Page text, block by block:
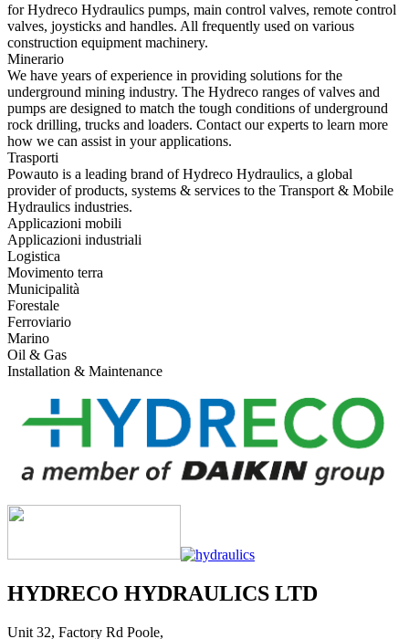
for Hydreco Hydraulics pumps, main control valves, remote control
valves, joysticks and handles. All frequently used on various
construction equipment machinery.
Minerario
We have years of experience in providing solutions for the
underground mining industry. The Hydreco ranges of valves and
pumps are designed to match the tough conditions of underground
rock drilling, trucks and loaders. Contact our experts to learn more
how we can assist in your applications.
Trasporti
Powauto is a leading brand of Hydreco Hydraulics, a global
provider of products, systems & services to the Transport & Mobile
Hydraulics industries.
Applicazioni mobili
Applicazioni industriali
Logistica
Movimento terra
Municipalità
Forestale
Ferroviario
Marino
Oil & Gas
Installation & Maintenance
HYDRECO HYDRAULICS LTD
Unit 32, Factory Rd Poole,